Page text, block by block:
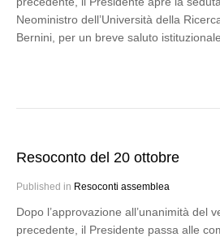
Neoministro dell’Università della
Bernini, per un breve saluto
Resoconto del 20 ottobre
Published in Resoconti assemblea
Dopo l’approvazione all’unanimità del
precedente, il Presidente passa alle